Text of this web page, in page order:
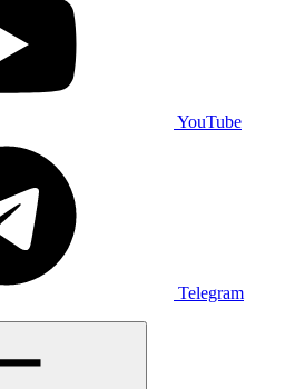
YouTube
Telegram